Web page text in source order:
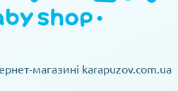
магазині karapuzov.com.ua